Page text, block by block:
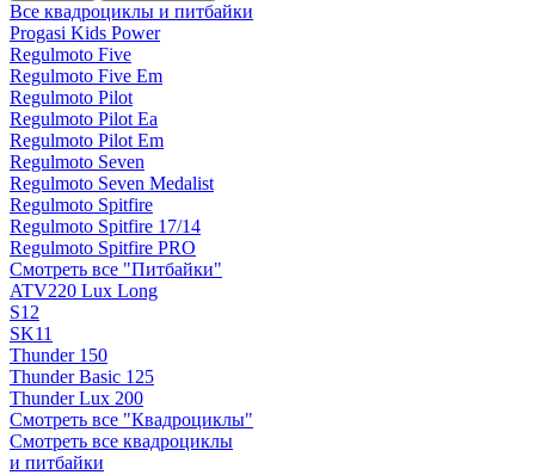
Все квадроциклы и питбайки
Progasi Kids Power
Regulmoto Five
Regulmoto Five Em
Regulmoto Pilot
Regulmoto Pilot Ea
Regulmoto Pilot Em
Regulmoto Seven
Regulmoto Seven Medalist
Regulmoto Spitfire
Regulmoto Spitfire 17/14
Regulmoto Spitfire PRO
Смотреть все "Питбайки"
ATV220 Lux Long
S12
SK11
Thunder 150
Thunder Basic 125
Thunder Lux 200
Смотреть все "Квадроциклы"
Смотреть все квадроциклы
и питбайки